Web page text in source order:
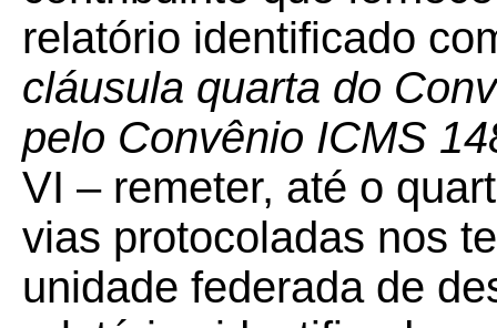
relatório identificado
cláusula quarta do
pelo Convênio ICMS
VI – remeter, até o
vias protocoladas nos
unidade federada de